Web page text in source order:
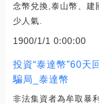
念幣兌換,泰山幣、建
少人氣.
1900/1/1 0:00:00
投資“泰達幣”60天
騙局_泰達幣
非法集資者為牟取暴